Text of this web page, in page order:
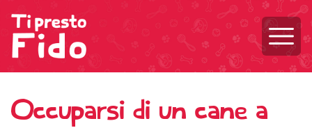
Occuparsi di un cane a